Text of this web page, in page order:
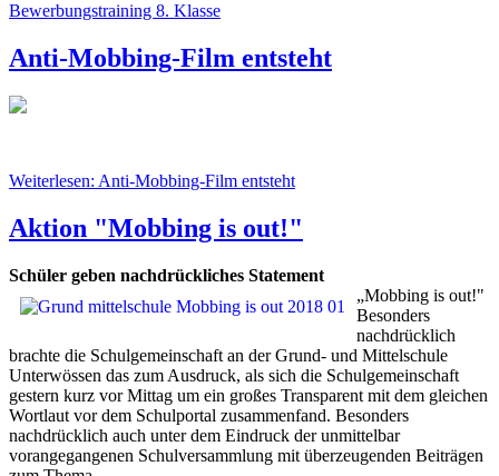
Bewerbungstraining 8. Klasse
Anti-Mobbing-Film entsteht
Weiterlesen: Anti-Mobbing-Film entsteht
Aktion "Mobbing is out!"
Schüler geben nachdrückliches Statement
„Mobbing is out!"
Besonders
nachdrücklich
brachte die Schulgemeinschaft an der Grund- und Mittelschule
Unterwössen das zum Ausdruck, als sich die Schulgemeinschaft
gestern kurz vor Mittag um ein großes Transparent mit dem gleichen
Wortlaut vor dem Schulportal zusammenfand. Besonders
nachdrücklich auch unter dem Eindruck der unmittelbar
vorangegangenen Schulversammlung mit überzeugenden Beiträgen